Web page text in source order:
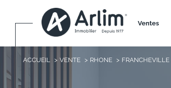
ventes
ACCUEIL VENTE RHONE FRANCHEVILLE